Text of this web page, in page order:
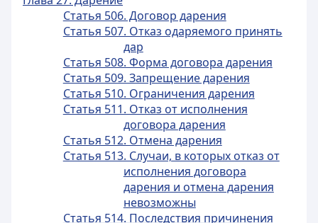
Статья 506. Договор дарения
Статья 507. Отказ одаряемого принять
дар
Статья 508. Форма договора дарения
Статья 509. Запрещение дарения
Статья 510. Ограничения дарения
Статья 511. Отказ от исполнения
договора дарения
Статья 512. Отмена дарения
Статья 513. Случаи, в которых отказ от
исполнения договора
дарения и отмена дарения
невозможны
Статья 514. Последствия причинения